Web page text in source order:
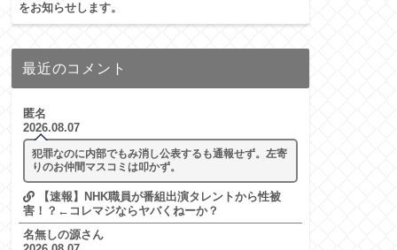
をお知らせします。
最近のコメント
匿名
2026.08.07
犯罪なのに内部でもみ消し公表するも通報せず。左寄
りのお仲間マスコミは叩かず。
【速報】NHK職員が番組出演タレントから性被
害！？←コレマジならヤバくねーか？
名無しの源さん